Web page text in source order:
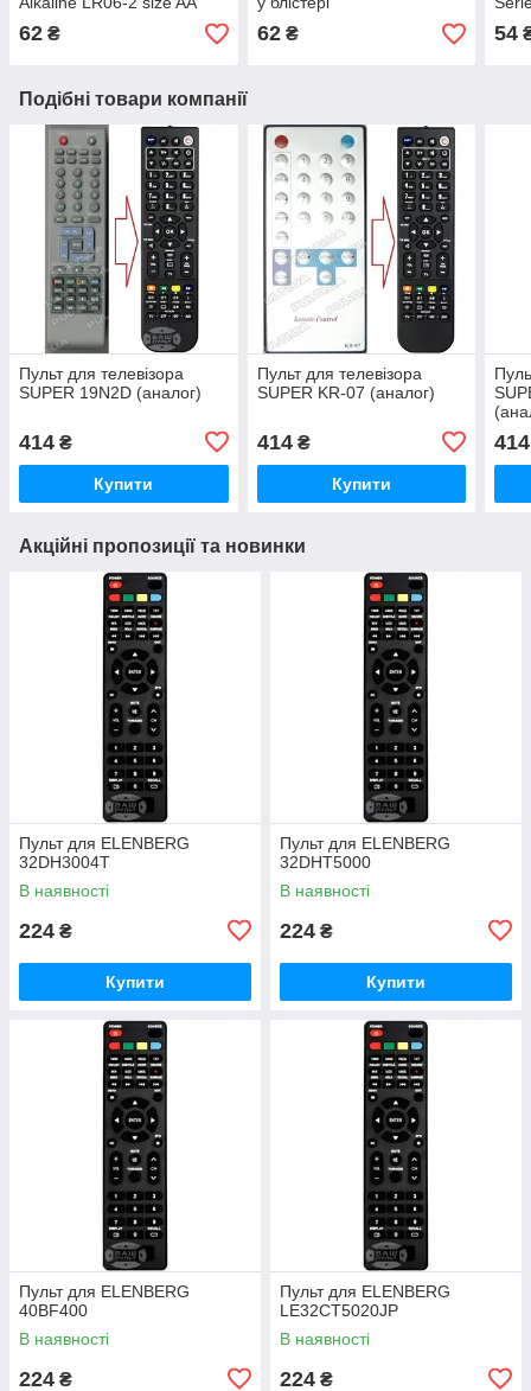
62 ₴ 62₴ 54
Подібні товари компанії
Пульт для телевізора
SUPER 19N2D (аналог)
414 ₴
Купити
Пульт для телевізора
SUPER KR-07 (аналог)
414₴
Купити
414
Акційні пропозиції та новинки
Пульт для ELENBERG
32DH3004T
В наявності
224 ₴
Купити
Пульт для ELENBERG
32DHT5000
В наявності
224 ₴
Купити
Пульт для ELENBERG
40BF400
В наявності
224 ₴
Пульт для ELENBERG
LE32CT5020JP
В наявності
224 ₴